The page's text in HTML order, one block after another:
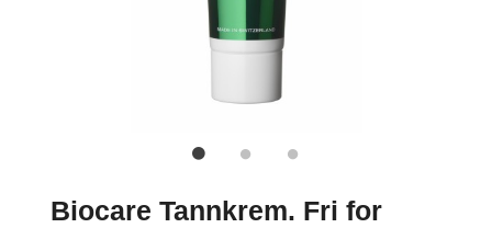
Biocare Tannkrem. Fri for